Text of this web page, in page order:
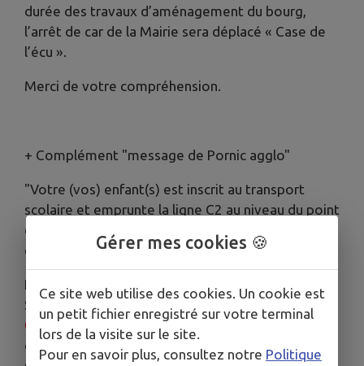
durée des travaux d’aménagement du bourg,
l’arrêt de car de la Mairie sera déplacé « Case de
l’écu ».
Merci de votre compréhension.
+ Complément "message de Pornic agglo"
"Votre (vos) enfant(s) est inscrit au transport
scolaire et emprunte la ligne C2 au niveau du point
d’arrêt « Mairie / Cheix en Retz », à destination
des établissements du Pellerin.
En raison des travaux rue de l’Acheneau et place
St Martin, la circulation y sera interdite du
lundi
02/03 jusqu’au jeudi 30/04/2026 inclus.
cette période le point d’arrêt « Mairie » ne sera
Gérer mes cookies 🍪
Ce site web utilise des cookies. Un cookie est
un petit fichier enregistré sur votre terminal
lors de la visite sur le site.
Pour en savoir plus, consultez notre Politique